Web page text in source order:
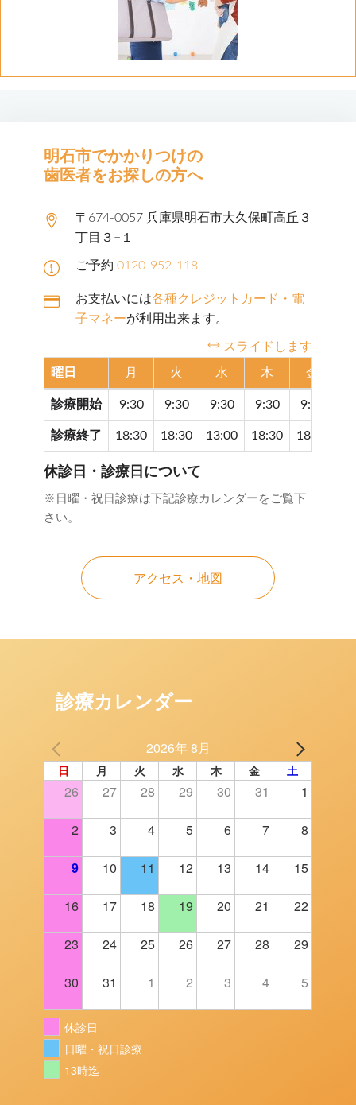
明石市でかかりつけの
歯医者をお探しの方へ
〒674-0057 兵庫県明石市大久保町高丘３
丁目３−１
ご予約 0120-952-118
お支払いには各種クレジットカード・電
子マネーが利用出来ます。
スライドします
曜日 月 火 水 木 金
診療開始 9:30 9:30 9:30 9:30 9:30
診療終了 18:30 18:30 13:00 18:30 18:30
休診日・診療日について
※日曜・祝日診療は下記診療カレンダーをご覧下
さい。
アクセス・地図
診療カレンダー
2026年 8月
日 月 火 水 木 金 土
26 27 28 29 30 31 1
2 3 4 5 6 7 8
9 10 11 12 13 14 15
16 17 18 19 20 21 22
23 24 25 26 27 28 29
30 31 1 2 3 4 5
休診日
日曜・祝日診療
13時迄